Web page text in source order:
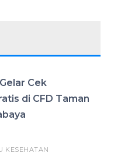
Cek
di CFD Taman
KESEHATAN